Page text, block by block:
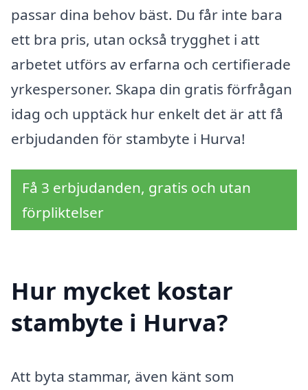
passar dina behov bäst. Du får inte bara
ett bra pris, utan också trygghet i att
arbetet utförs av erfarna och certifierade
yrkespersoner. Skapa din gratis förfrågan
idag och upptäck hur enkelt det är att få
erbjudanden för stambyte i Hurva!
Få 3 erbjudanden, gratis och utan
förpliktelser
Hur mycket kostar
stambyte i Hurva?
Att byta stammar, även känt som